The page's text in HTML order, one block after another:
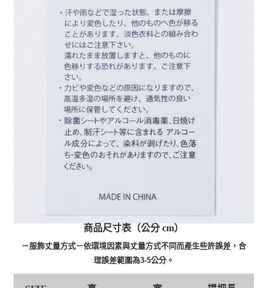
商品尺寸表（公分 cm）
－服飾丈量方式－依環境因素與丈量方式不同而產生些許誤差，合
理誤差範圍為3-5公分。